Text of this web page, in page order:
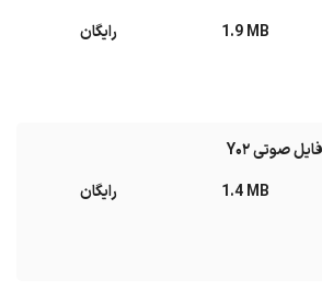
1.9 MB رایگان
1.4 MB رایگان